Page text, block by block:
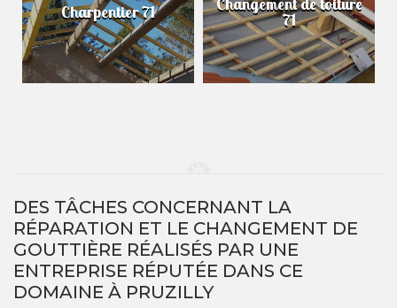
Charpentier 71 71
DES TÂCHES CONCERNANT LA
RÉPARATION ET LE CHANGEMENT DE
GOUTTIÈRE RÉALISÉS PAR UNE
ENTREPRISE RÉPUTÉE DANS CE
DOMAINE À PRUZILLY